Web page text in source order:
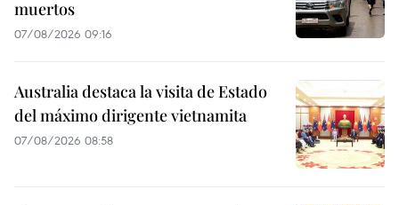
muertos
07/08/2026 09:16
Australia destaca la visita de Estado
del máximo dirigente vietnamita
07/08/2026 08:58